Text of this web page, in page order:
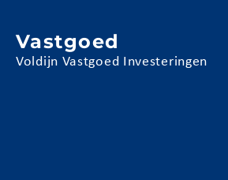
Vastgoed
Voldijn Vastgoed Investeringen